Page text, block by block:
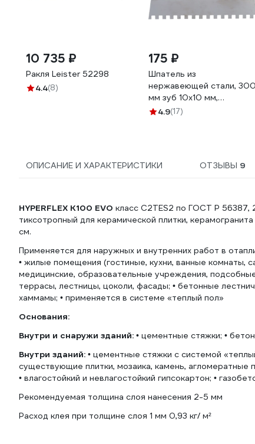
10 735 ₽
Ракля Leister 52298
4.4(8)
175 ₽
Шпатель из
нержавеющей стали, 300
мм зуб 10х10 мм,
пластмассовая ручка
4.9(17)
ОПИСАНИЕ И ХАРАКТЕРИСТИКИ ОТЗЫВЫ 9
HYPERFLEX K100 EVO класс C2TES2 по ГОСТ Р
тиксотропный для керамической плитки,
см.
Применяется для наружных и внутренних работ в
• жилые помещения (гостиные, кухни, ванные комнаты,
медицинские, образовательные учреждения,
террасы, лестницы, цоколи, фасады; • бетонные
хаммамы; • применяется в системе «теплый пол»
Основания:
Внутри и снаружи зданий: • цементные стяжки; •
Внутри зданий: • цементные стяжки с системой
существующие плитки, мозаика, камень, агломератные
• влагостойкий и невлагостойкий гипсокартон; •
Рекомендуемая толщина слоя нанесения 2-5 мм
Расход клея при толщине слоя 1 мм 0,93 кг/ м²